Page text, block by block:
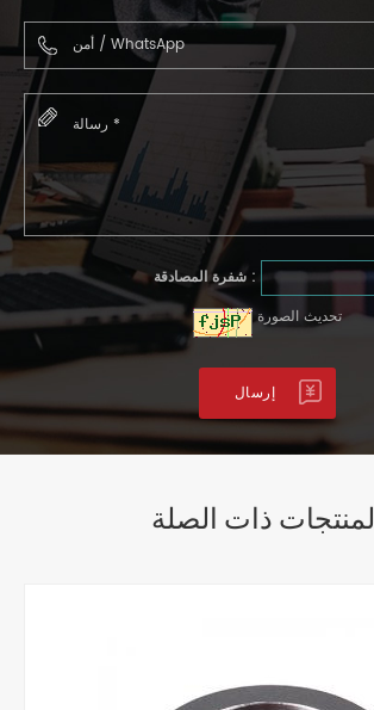
شفرة المصادقة :
تحديث الصورة
المنتجات ذات الصلة